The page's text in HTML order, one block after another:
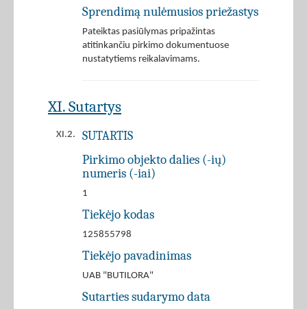
Sprendimą nulėmusios priežastys
Pateiktas pasiūlymas pripažintas
atitinkančiu pirkimo dokumentuose
nustatytiems reikalavimams.
XI. Sutartys
XI.2. SUTARTIS
Pirkimo objekto dalies (-ių)
numeris (-iai)
1
Tiekėjo kodas
125855798
Tiekėjo pavadinimas
UAB "BUTILORA"
Sutarties sudarymo data